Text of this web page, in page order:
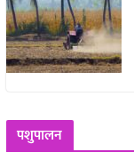
पशुपालन